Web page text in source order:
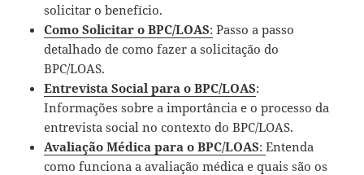
solicitar o benefício.
Como Solicitar o BPC/LOAS: Passo a passo
detalhado de como fazer a solicitação do
BPC/LOAS.
Entrevista Social para o BPC/LOAS:
Informações sobre a importância e o processo da
entrevista social no contexto do BPC/LOAS.
Avaliação Médica para o BPC/LOAS:Entenda
como funciona a avaliação médica e quais são os